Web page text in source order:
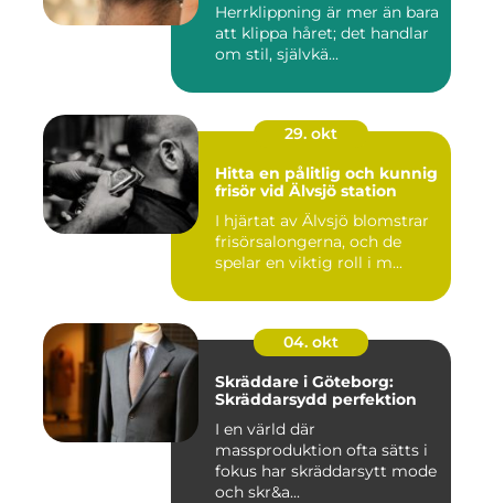
Herrklippning är mer än bara
att klippa håret; det handlar
om stil, självkä...
29. okt
Hitta en pålitlig och kunnig
frisör vid Älvsjö station
I hjärtat av Älvsjö blomstrar
frisörsalongerna, och de
spelar en viktig roll i m...
04. okt
Skräddare i Göteborg:
Skräddarsydd perfektion
I en värld där
massproduktion ofta sätts i
fokus har skräddarsytt mode
och skr&a...